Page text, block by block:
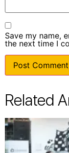
Save my name,
the next time I
Related